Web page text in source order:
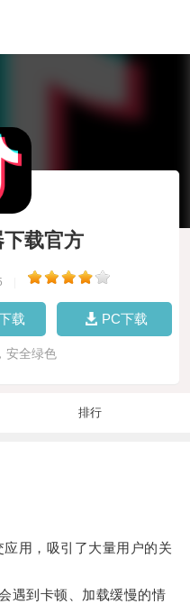
载官方
载 PC下载
安全绿色
排行
用，吸引了大量用户的关
到卡顿、加载缓慢的情